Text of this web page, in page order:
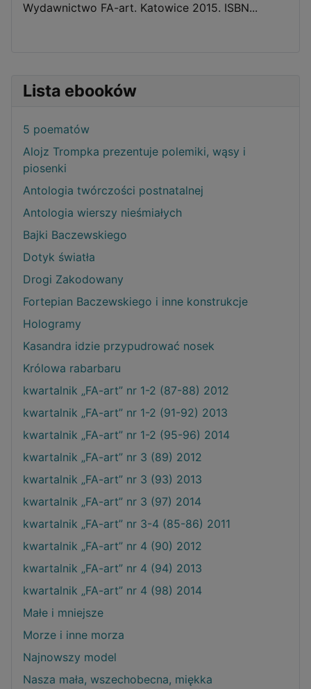
Lista ebooków
5 poematów
Alojz Trompka prezentuje polemiki, wąsy i
piosenki
Antologia twórczości postnatalnej
Antologia wierszy nieśmiałych
Bajki Baczewskiego
Dotyk światła
Drogi Zakodowany
Fortepian Baczewskiego i inne konstrukcje
Hologramy
Kasandra idzie przypudrować nosek
Królowa rabarbaru
kwartalnik „FA-art” nr 1-2 (87-88) 2012
kwartalnik „FA-art” nr 1-2 (91-92) 2013
kwartalnik „FA-art” nr 1-2 (95-96) 2014
kwartalnik „FA-art” nr 3 (89) 2012
kwartalnik „FA-art” nr 3 (93) 2013
kwartalnik „FA-art” nr 3 (97) 2014
kwartalnik „FA-art” nr 3-4 (85-86) 2011
kwartalnik „FA-art” nr 4 (90) 2012
kwartalnik „FA-art” nr 4 (94) 2013
kwartalnik „FA-art” nr 4 (98) 2014
Małe i mniejsze
Morze i inne morza
Najnowszy model
Nasza mała, wszechobecna, miękka
Wydawnictwo FA-art. Katowice 2015. ISBN...